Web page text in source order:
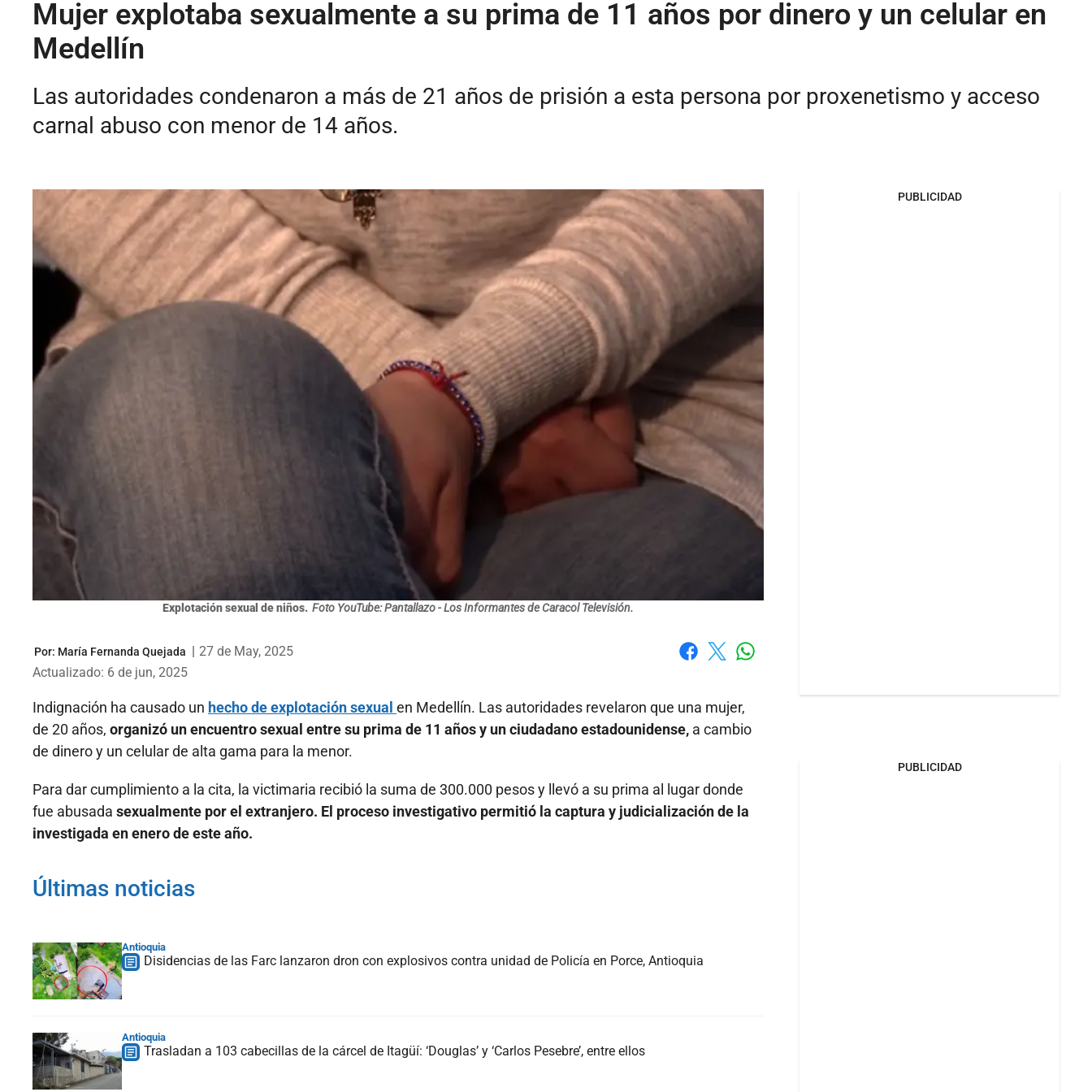
Mujer explotaba sexualmente a su prima de 11 años por dinero y un celular en
Medellín
Las autoridades condenaron a más de 21 años de prisión a esta persona por proxenetismo y acceso
carnal abuso con menor de 14 años.
Explotación sexual de niños. Foto YouTube: Pantallazo - Los Informantes de Caracol Televisión.
Por: María Fernanda Quejada | 27 de May, 2025
Actualizado: 6 de jun, 2025
Indignación ha causado un hecho de explotación sexual en Medellín. Las autoridades revelaron que una mujer,
de 20 años, organizó un encuentro sexual entre su prima de 11 años y un ciudadano estadounidense, a cambio
de dinero y un celular de alta gama para la menor.
Para dar cumplimiento a la cita, la victimaria recibió la suma de 300.000 pesos y llevó a su prima al lugar donde
fue abusada sexualmente por el extranjero. El proceso investigativo permitió la captura y judicializaciónde la
investigada en enero de este año.
Últimas noticias
Antioquia
Disidencias de las Farc lanzaron dron con explosivos contra unidad de Policía en Porce, Antioquia
Antioquia
Trasladan a 103 cabecillas de la cárcel de Itagüí: ‘Douglas’ y ‘Carlos Pesebre’, entre ellos
PUBLICIDAD
PUBLICIDAD